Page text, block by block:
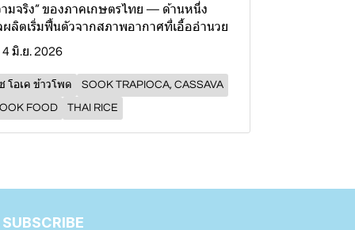
มจริง” ของภาคเกษตรไทย — ด้านหนึ่ง
ลิตเริ่มฟื้นตัวจากสภาพอากาศที่เอื้ออำนวย
4 มิ.ย. 2026
โอเค ข้าวโพด SOOK TRAPIOCA, CASSAVA
FOOD THAI RICE
SUBSCRIBE